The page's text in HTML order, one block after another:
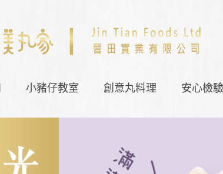
小豬仔教室 創意丸料理 安心檢驗